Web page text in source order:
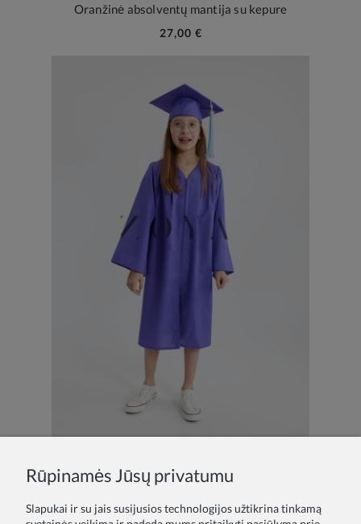
Oranžinė absolventų mantija su kepure
27,00 €
Violetinė absolventų mantija su kepure
27,00 €
Rūpinamės Jūsų privatumu
Slapukai ir su jais susijusios technologijos užtikrina tinkamą